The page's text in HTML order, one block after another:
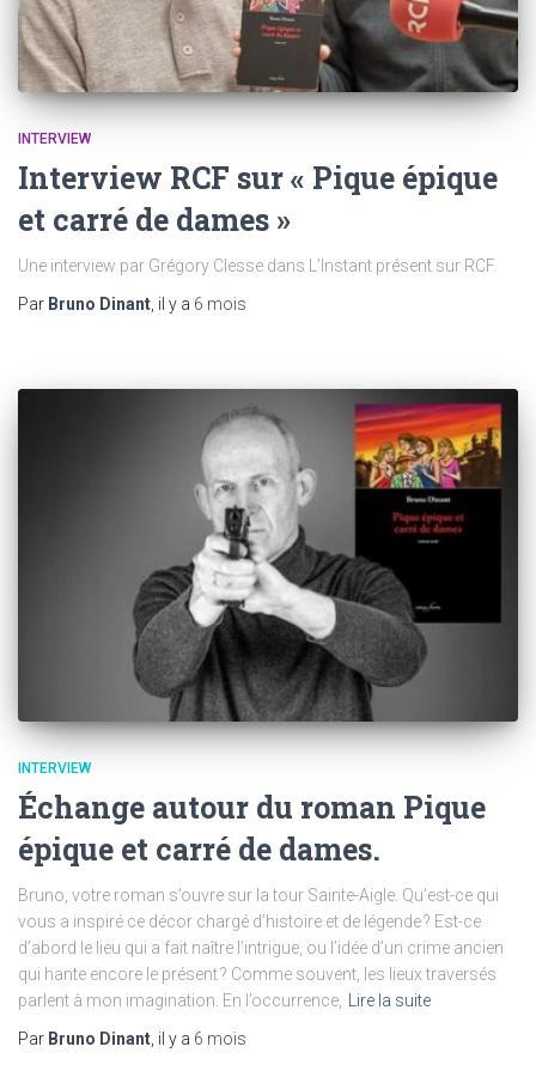
INTERVIEW
Interview RCF sur « Pique épique
et carré de dames »
Une interview par Grégory Clesse dans L’Instant présent sur RCF.
Par Bruno Dinant , il y a 6 mois
INTERVIEW
Échange autour du roman Pique
épique et carré de dames.
Bruno, votre roman s’ouvre sur la tour Sainte-Aigle. Qu’est-ce qui
vous a inspiré ce décor chargé d’histoire et de légende ? Est-ce
d’abord le lieu qui a fait naître l’intrigue, ou l’idée d’un crime ancien
qui hante encore le présent ? Comme souvent, les lieux traversés
parlent à mon imagination. En l’occurrence, Lire la suite
Par Bruno Dinant, il y a 6 mois